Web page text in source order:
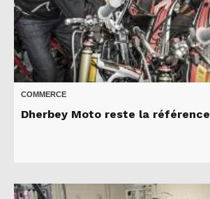
COMMERCE
Dherbey Moto reste la